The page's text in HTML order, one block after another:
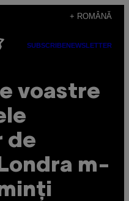
+ ROMÂNĂ
SUBSCRIBENEWSLETTER
voastre
de
m-